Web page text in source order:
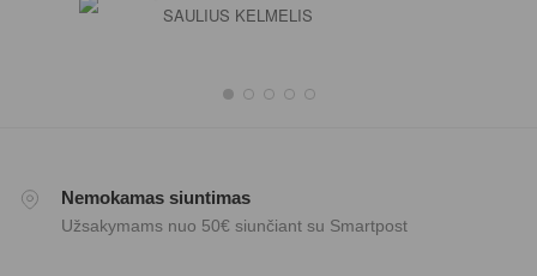
SAULIUS KELMELIS
Nemokamas siuntimas
Užsakymams nuo 50€ siunčiant su Smartpost